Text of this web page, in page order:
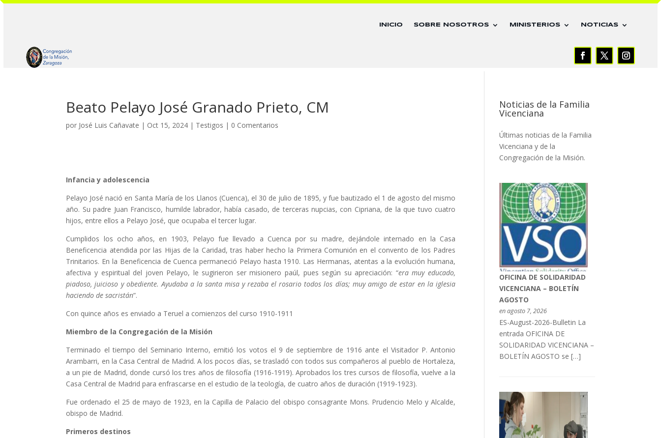
INICIO SOBRE NOSOTROS MINISTERIOS NOTICIAS
Beato Pelayo José Granado Prieto, CM
por José Luis Cañavate | Oct 15, 2024 | Testigos | 0 Comentarios
Infancia y adolescencia
Pelayo José nació en Santa María de los Llanos (Cuenca), el 30 de julio de 1895, y fue bautizado el 1 de agosto del mismo
año. Su padre Juan Francisco, humilde labrador, había casado, de terceras nupcias, con Cipriana, de la que tuvo cuatro
hijos, entre ellos a Pelayo José, que ocupaba el tercer lugar.
Cumplidos los ocho años, en 1903, Pelayo fue llevado a Cuenca por su madre, dejándole internado en la Casa
Beneficencia atendida por las Hijas de la Caridad, tras haber hecho la Primera Comunión en el convento de los Padres
Trinitarios. En la Beneficencia de Cuenca permaneció Pelayo hasta 1910. Las Hermanas, atentas a la evolución humana,
afectiva y espiritual del joven Pelayo, le sugirieron ser misionero paúl, pues según su apreciación: “era muy educado,
piadoso, juicioso y obediente. Ayudaba a la santa misa y rezaba el rosario todos los días; muy amigo de estar en la iglesia
haciendo de sacristán”.
Con quince años es enviado a Teruel a comienzos del curso 1910-1911
Miembro de la Congregación de la Misión
Terminado el tiempo del Seminario Interno, emitió los votos el 9 de septiembre de 1916 ante el Visitador P. Antonio
Arambarri, en la Casa Central de Madrid. A los pocos días, se trasladó con todos sus compañeros al pueblo de Hortaleza,
a un pie de Madrid, donde cursó los tres años de filosofía (1916-1919). Aprobados los tres cursos de filosofía, vuelve a la
Casa Central de Madrid para enfrascarse en el estudio de la teología, de cuatro años de duración (1919-1923).
Fue ordenado el 25 de mayo de 1923, en la Capilla de Palacio del obispo consagrante Mons. Prudencio Melo y Alcalde,
obispo de Madrid.
Primeros destinos
Noticias de la Familia
Vicenciana
Últimas noticias de la Familia
Vicenciana y de la
Congregación de la Misión.
OFICINA DE SOLIDARIDAD
VICENCIANA – BOLETÍN
AGOSTO
en agosto 7, 2026
ES-August-2026-Bulletin La
entrada OFICINA DE
SOLIDARIDAD VICENCIANA –
BOLETÍN AGOSTO se […]